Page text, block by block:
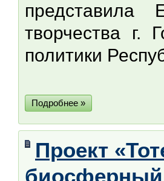
представила
творчества г.
политики
Подробнее »
Проект
биосферный